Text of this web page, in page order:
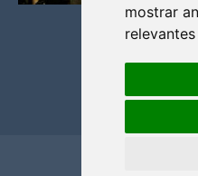
mostrar